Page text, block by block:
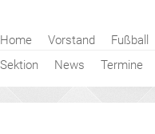
Navigation
Home Vorstand Fußball
Sektion
News Termine